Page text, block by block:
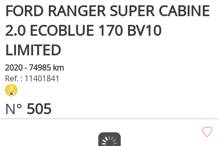
FORD RANGER SUPER CABINE
2.0 ECOBLUE 170 BV10
LIMITED
2020 - 74985 km
Ref. : 11401841
N° 505